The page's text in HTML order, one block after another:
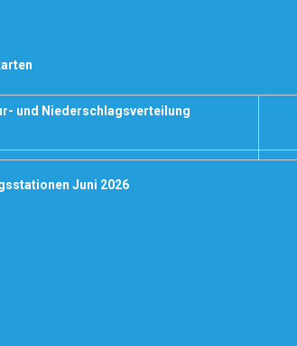
und Niederschlagsverteilung
Juni 2026